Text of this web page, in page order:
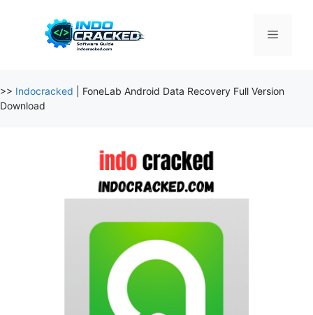
Menu
>> Indocracked
FoneLab Android Data Recovery Full Version
Download